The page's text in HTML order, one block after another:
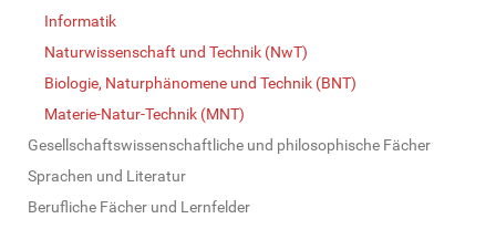
Informatik
Naturwissenschaft und Technik (NwT)
Biologie, Naturphänomene und Technik (BNT)
Materie-Natur-Technik (MNT)
Gesellschaftswissenschaftliche und philosophische Fächer
Sprachen und Literatur
Berufliche Fächer und Lernfelder